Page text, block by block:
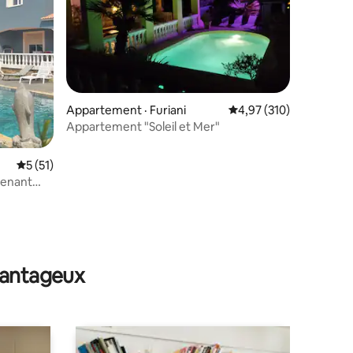
Note moyenne de 5 sur 5, 51 commentaires
5 (51)
Appartement · Furiani Note moyenne de
4,97 (310)
Appartement "Soleil et Mer"